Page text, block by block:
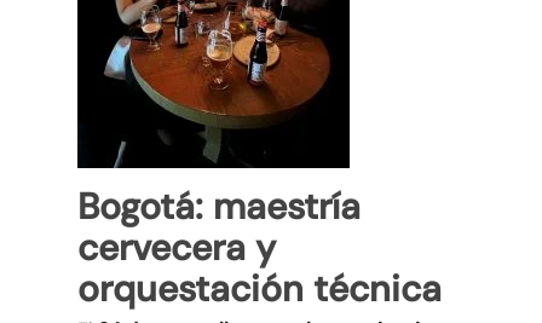
Bogotá: maestría
cervecera y
orquestación técnica